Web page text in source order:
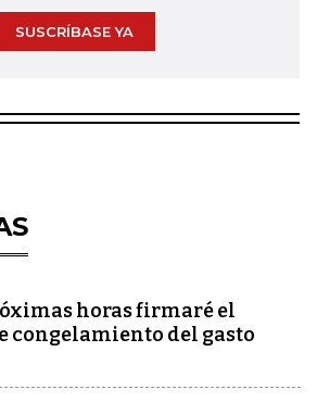
SUSCRÍBASE YA
horas firmaré el
congelamiento del gasto